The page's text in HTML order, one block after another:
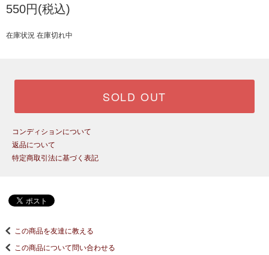
550円(税込)
在庫状況 在庫切れ中
SOLD OUT
コンディションについて
返品について
特定商取引法に基づく表記
この商品を友達に教える
この商品について問い合わせる